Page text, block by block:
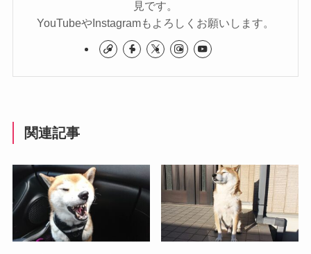
見です。
YouTubeやInstagramもよろしくお願いします。
関連記事